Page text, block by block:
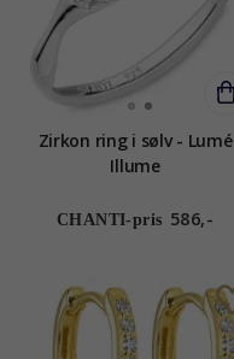
Zirkon ring i sølv - Lumé
Illume
CHANTI-pris 586,-